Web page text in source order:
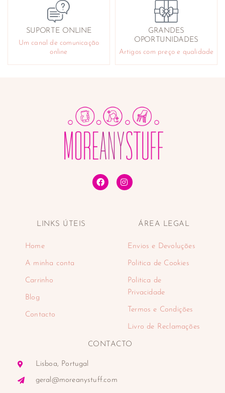
SUPORTE ONLINE
Um canal de comunicação
online
GRANDES
OPORTUNIDADES
Artigos com preço e qualidade
LINKS ÚTEIS
Home
A minha conta
Carrinho
Blog
Contacto
ÁREA LEGAL
Envios e Devoluções
Politica de Cookies
Politica de
Privacidade
Termos e Condições
Livro de Reclamações
CONTACTO
Lisboa, Portugal
geral@moreanystuff.com